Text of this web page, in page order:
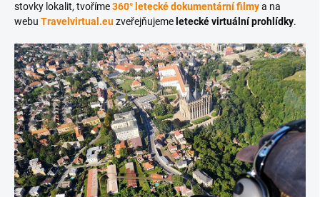
stovky lokalit, tvoříme360° letecké dokumentární filmya na
webu Travelvirtual.euzveřejňujeme letecké virtuální prohlídky.